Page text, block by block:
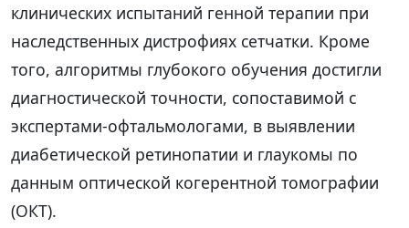
клинических испытаний генной терапии при
наследственных дистрофиях сетчатки. Кроме
того, алгоритмы глубокого обучения достигли
диагностической точности, сопоставимой с
экспертами-офтальмологами, в выявлении
диабетической ретинопатии и глаукомы по
данным оптической когерентной томографии
(ОКТ).